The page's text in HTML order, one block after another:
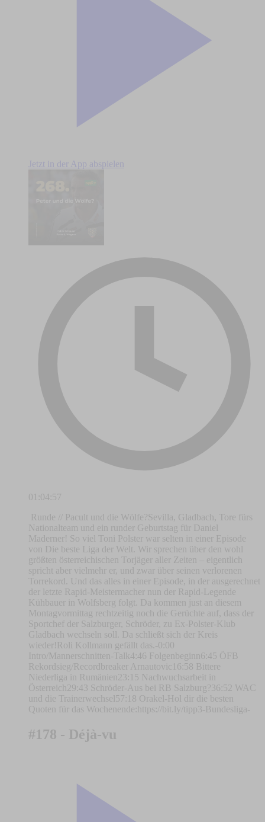
Jetzt in der App abspielen
01:04:57
​ Runde // Pacult und die Wölfe?Sevilla, Gladbach, Tore fürs
Nationalteam und ein runder Geburtstag für Daniel
Maderner! So viel Toni Polster war selten in einer Episode
von Die beste Liga der Welt. Wir sprechen über den wohl
größten österreichischen Torjäger aller Zeiten – eigentlich
spricht aber vielmehr er, und zwar über seinen verlorenen
Torrekord. Und das alles in einer Episode, in der ausgerechnet
der letzte Rapid-Meistermacher nun der Rapid-Legende
Kühbauer in Wolfsberg folgt. Da kommen just an diesem
Montagvormittag rechtzeitig noch die Gerüchte auf, dass der
Sportchef der Salzburger, Schröder, zu Ex-Polster-Klub
Gladbach wechseln soll. Da schließt sich der Kreis
wieder!Roli Kollmann gefällt das.-0:00
Intro/Mannerschnitten-Talk4:46 Folgenbeginn6:45 ÖFB
Rekordsieg/Recordbreaker Arnautovic16:58 Bittere
Niederliga in Rumänien23:15 Nachwuchsarbeit in
Österreich29:43 Schröder-Aus bei RB Salzburg?36:52 WAC
und die Trainerwechsel57:18 Orakel-Hol dir die besten
Quoten für das Wochenende:https://bit.ly/tipp3-Bundesliga-
#178 - Déjà-vu